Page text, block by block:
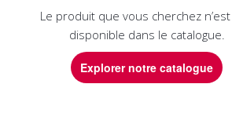
Le produit que vous cherchez
disponible dans le catalogue.
Explorer notre catalogue